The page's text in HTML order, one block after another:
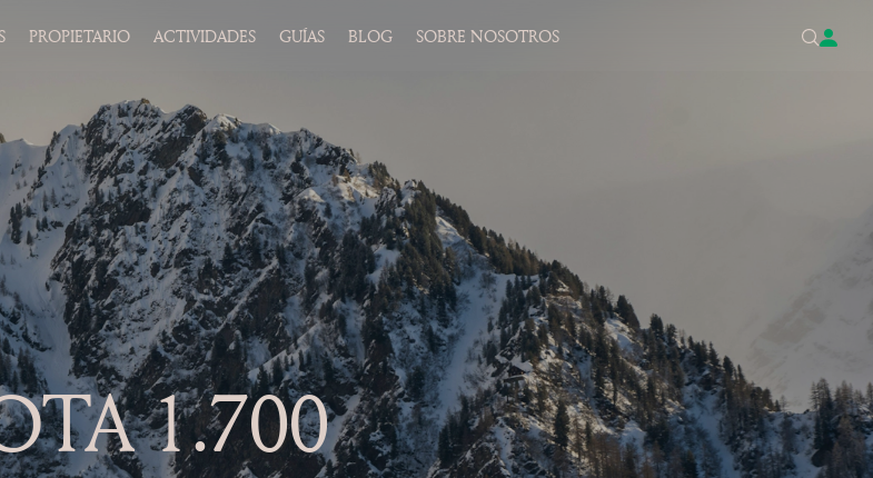
PROPIETARIO ACTIVIDADES GUÍAS BLOG SOBRE NOSOTROS
1.700